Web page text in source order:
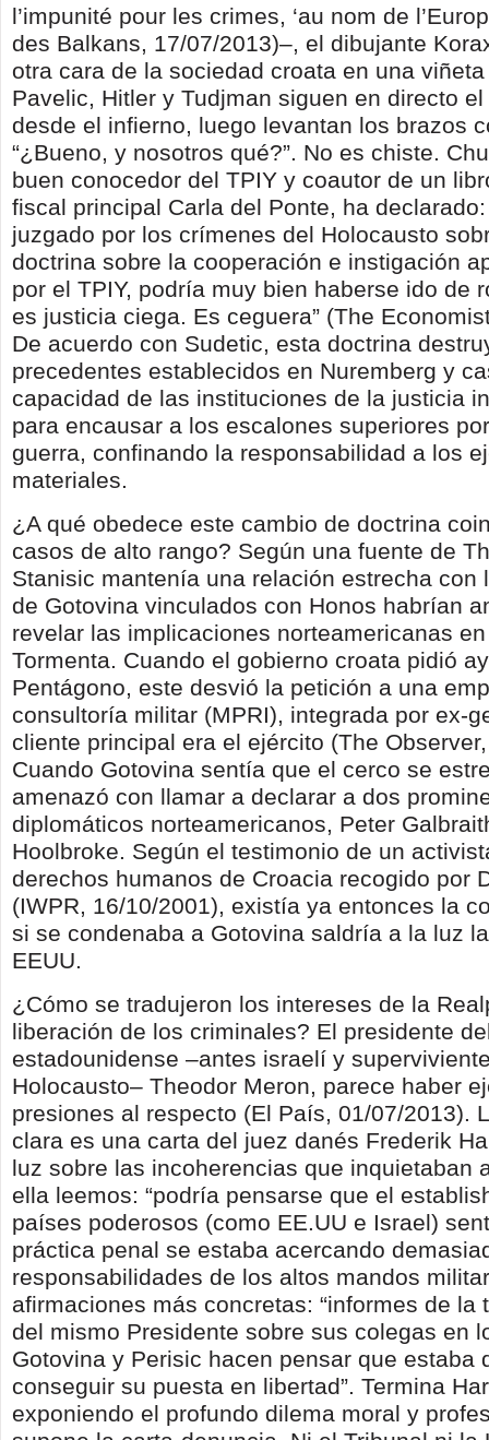
l’impunité pour les crimes, ‘au nom de
des Balkans, 17/07/2013)–, el dibujante
otra cara de la sociedad croata en una
Pavelic, Hitler y Tudjman siguen en directo
desde el infierno, luego levantan los brazos
“¿Bueno, y nosotros qué?”. No es chiste.
buen conocedor del TPIY y coautor de un
fiscal principal Carla del Ponte, ha
juzgado por los crímenes del Holocausto
doctrina sobre la cooperación e instigación
por el TPIY, podría muy bien haberse ido de
es justicia ciega. Es ceguera” (The
De acuerdo con Sudetic, esta doctrina
precedentes establecidos en Nuremberg y
capacidad de las instituciones de la justicia
para encausar a los escalones superiores
guerra, confinando la responsabilidad a los
materiales.
¿A qué obedece este cambio de doctrina
casos de alto rango? Según una fuente de
Stanisic mantenía una relación estrecha con
de Gotovina vinculados con Honos habrían
revelar las implicaciones norteamericanas
Tormenta. Cuando el gobierno croata pidió
Pentágono, este desvió la petición a una
consultoría militar (MPRI), integrada por ex-
cliente principal era el ejército (The
Cuando Gotovina sentía que el cerco se
amenazó con llamar a declarar a dos
diplomáticos norteamericanos, Peter
Hoolbroke. Según el testimonio de un
derechos humanos de Croacia recogido por
(IWPR, 16/10/2001), existía ya entonces la
si se condenaba a Gotovina saldría a la luz
EEUU.
¿Cómo se tradujeron los intereses de la
liberación de los criminales? El presidente
estadounidense –antes israelí y
Holocausto– Theodor Meron, parece haber
presiones al respecto (El País, 01/07/2013).
clara es una carta del juez danés Frederik
luz sobre las incoherencias que inquietaban
ella leemos: “podría pensarse que el
países poderosos (como EE.UU e Israel)
práctica penal se estaba acercando
responsabilidades de los altos mandos
afirmaciones más concretas: “informes de la
del mismo Presidente sobre sus colegas en
Gotovina y Perisic hacen pensar que estaba
conseguir su puesta en libertad”. Termina
exponiendo el profundo dilema moral y